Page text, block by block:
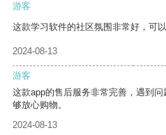
游客
这款学习软件的社区氛围非常好，可
2024-08-13
游客
这款app的售后服务非常完善，遇到
够放心购物。
2024-08-13